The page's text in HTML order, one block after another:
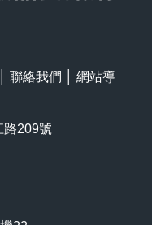
聯絡我們
網站導
路209號